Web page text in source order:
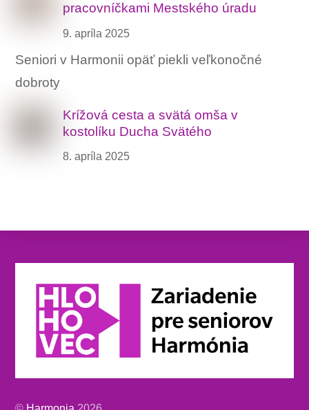
pracovníčkami Mestského úradu
9. apríla 2025
Seniori v Harmonii opäť piekli veľkonočné
dobroty
Krížová cesta a svätá omša v
kostolíku Ducha Svätého
8. apríla 2025
To
Top